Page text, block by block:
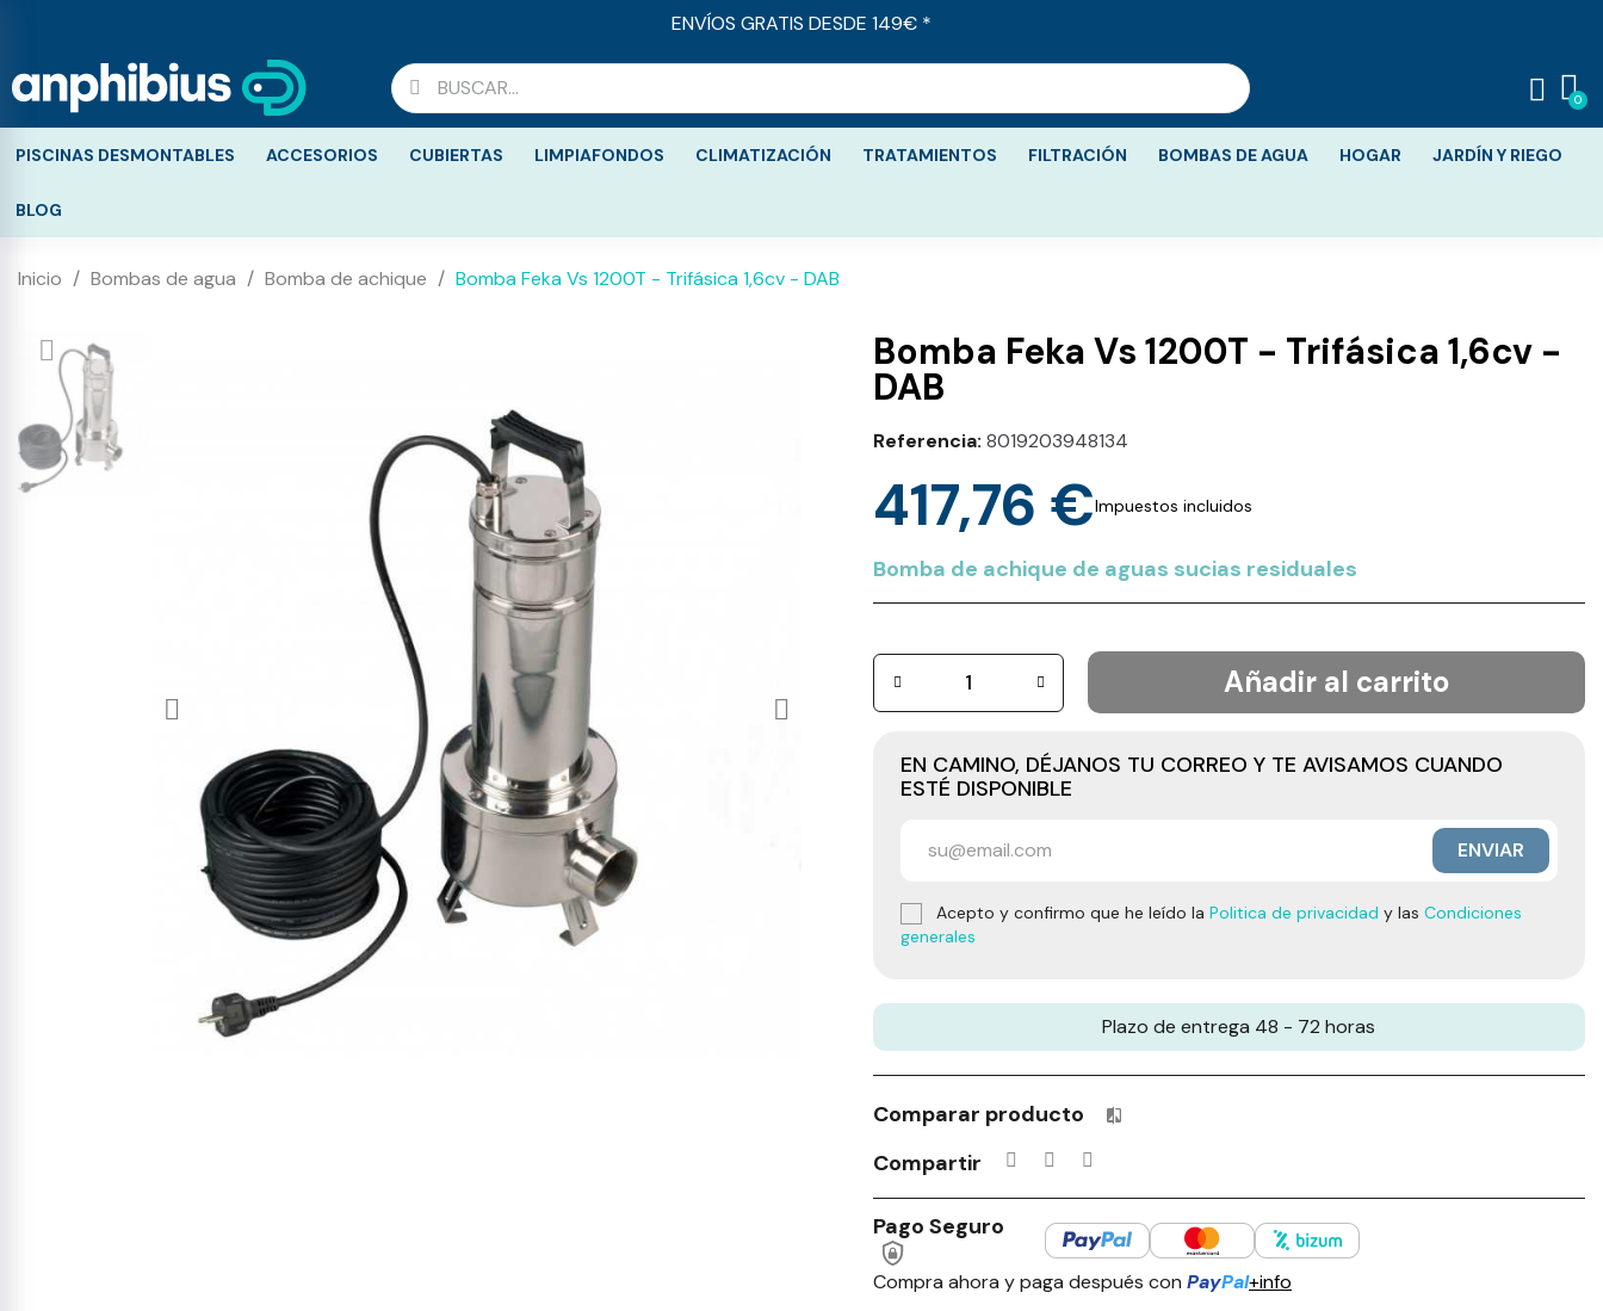
ENVÍOS GRATIS DESDE 149€ *
PISCINAS DESMONTABLES ACCESORIOS CUBIERTAS LIMPIAFONDOS CLIMATIZACIÓN TRATAMIENTOS FILTRACIÓN BOMBAS DE AGUA HOGAR JARDÍN Y RIEGO
BLOG
Inicio Bombas de agua Bomba de achique Bomba Feka Vs 1200T - Trifásica 1,6cv - DAB
Bomba Feka Vs 1200T - Trifásica 1,6cv -
DAB
Referencia 8019203948134
417,76 €Impuestos incluidos
Bomba de achique de aguas sucias residuales
Añadir al carrito
EN CAMINO, DÉJANOS TU CORREO Y TE AVISAMOS CUANDO
ESTÉ DISPONIBLE
ENVIAR
Acepto y confirmo que he leído la Politica de privacidad y las Condiciones
generales
Plazo de entrega 48 - 72 horas
Comparar producto Productos incluidos en tu lista de comparación: 0 / 4
Compartir
Pago Seguro
Compra ahora y paga después con PayPal+info